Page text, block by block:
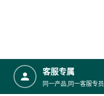
客服专属
同一产品,同一客服专员